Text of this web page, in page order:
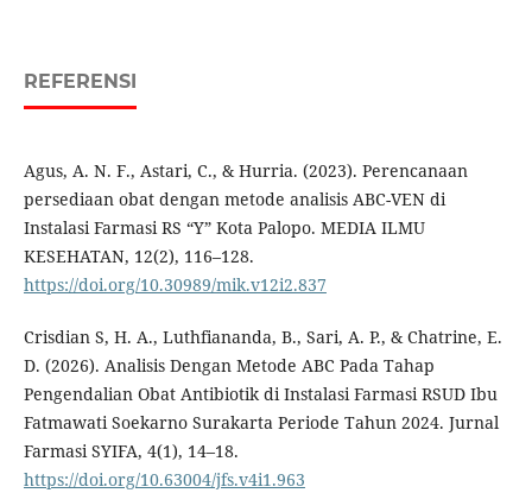
REFERENSI
Agus, A. N. F., Astari, C., & Hurria. (2023). Perencanaan
persediaan obat dengan metode analisis ABC-VEN di
Instalasi Farmasi RS “Y” Kota Palopo. MEDIA ILMU
KESEHATAN, 12(2), 116–128.
https://doi.org/10.30989/mik.v12i2.837
Crisdian S, H. A., Luthfiananda, B., Sari, A. P., & Chatrine, E.
D. (2026). Analisis Dengan Metode ABC Pada Tahap
Pengendalian Obat Antibiotik di Instalasi Farmasi RSUD Ibu
Fatmawati Soekarno Surakarta Periode Tahun 2024. Jurnal
Farmasi SYIFA, 4(1), 14–18.
https://doi.org/10.63004/jfs.v4i1.963